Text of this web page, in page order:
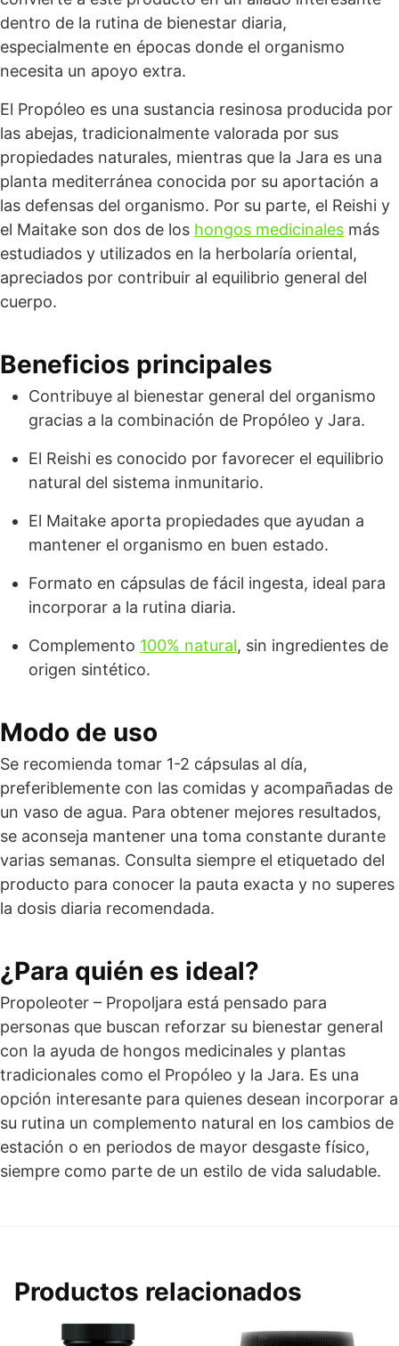
dentro de la rutina de bienestar diaria,
especialmente en épocas donde el organismo
necesita un apoyo extra.
El Propóleo es una sustancia resinosa producida por
las abejas, tradicionalmente valorada por sus
propiedades naturales, mientras que la Jara es una
planta mediterránea conocida por su aportación a
las defensas del organismo. Por su parte, el Reishi y
el Maitake son dos de los hongos medicinales más
estudiados y utilizados en la herbolaría oriental,
apreciados por contribuir al equilibrio general del
cuerpo.
Beneficios principales
Contribuye al bienestar general del organismo
gracias a la combinación de Propóleo y Jara.
El Reishi es conocido por favorecer el equilibrio
natural del sistema inmunitario.
El Maitake aporta propiedades que ayudan a
mantener el organismo en buen estado.
Formato en cápsulas de fácil ingesta, ideal para
incorporar a la rutina diaria.
Complemento 100% natural, sin ingredientes de
origen sintético.
Modo de uso
Se recomienda tomar 1-2 cápsulas al día,
preferiblemente con las comidas y acompañadas de
un vaso de agua. Para obtener mejores resultados,
se aconseja mantener una toma constante durante
varias semanas. Consulta siempre el etiquetado del
producto para conocer la pauta exacta y no superes
la dosis diaria recomendada.
¿Para quién es ideal?
Propoleoter – Propoljara está pensado para
personas que buscan reforzar su bienestar general
con la ayuda de hongos medicinales y plantas
tradicionales como el Propóleo y la Jara. Es una
opción interesante para quienes desean incorporar a
su rutina un complemento natural en los cambios de
estación o en periodos de mayor desgaste físico,
siempre como parte de un estilo de vida saludable.
Productos relacionados